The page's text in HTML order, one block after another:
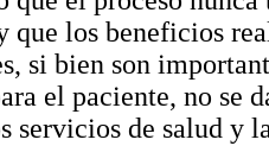
que los beneficios
si bien son
el paciente, no se
servicios de salud y